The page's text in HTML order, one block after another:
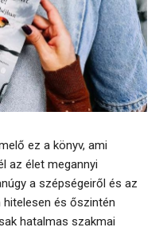
ez a könyv, ami
az élet megannyi
a szépségeiről és az
hitelesen és őszintén
hatalmas szakmai